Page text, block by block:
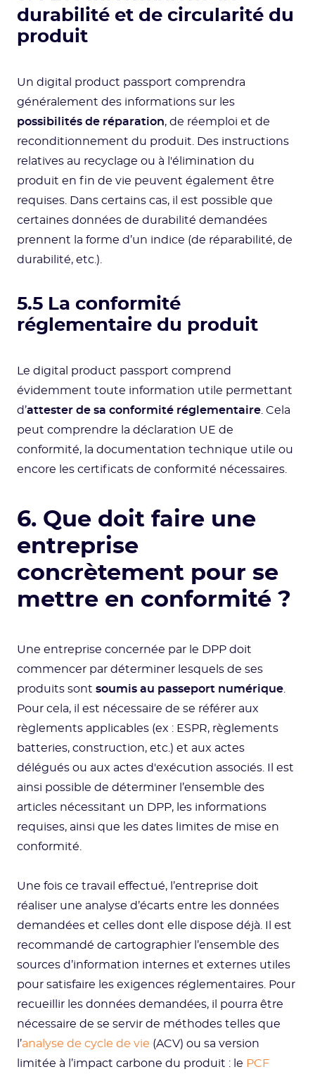
durabilité et de circularité du
produit
Un digital product passport comprendra
généralement des informations sur les
possibilités de réparation, de réemploi et de
reconditionnement du produit. Des instructions
relatives au recyclage ou à l'élimination du
produit en fin de vie peuvent également être
requises. Dans certains cas, il est possible que
certaines données de durabilité demandées
prennent la forme d’un indice (de réparabilité, de
durabilité, etc.).
5.5 La conformité
réglementaire du produit
Le digital product passport comprend
évidemment toute information utile permettant
d’attester de sa conformité réglementaire . Cela
peut comprendre la déclaration UE de
conformité, la documentation technique utile ou
encore les certificats de conformité nécessaires.
6. Que doit faire une
entreprise
concrètement pour se
mettre en conformité ?
Une entreprise concernée par le DPP doit
commencer par déterminer lesquels de ses
produits sont soumis au passeport numérique
Pour cela, il est nécessaire de se référer aux
règlements applicables (ex : ESPR, règlements
batteries, construction, etc.) et aux actes
délégués ou aux actes d'exécution associés. Il est
ainsi possible de déterminer l’ensemble des
articles nécessitant un DPP, les informations
requises, ainsi que les dates limites de mise en
conformité.
Une fois ce travail effectué, l’entreprise doit
réaliser une analyse d’écarts entre les données
demandées et celles dont elle dispose déjà. Il est
recommandé de cartographier l’ensemble des
sources d’information internes et externes utiles
pour satisfaire les exigences réglementaires. Pour
recueillir les données demandées, il pourra être
nécessaire de se servir de méthodes telles que
l’analyse de cycle de vie (ACV) ou sa version
limitée à l’impact carbone du produit : le PCF